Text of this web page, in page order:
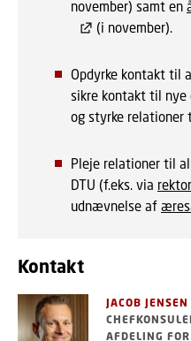
november) samt en
(i november).
Opdyrke kontakt til
sikre kontakt til nye
og styrke relationer
Pleje relationer til
DTU (f.eks. via
udnævnelse af
Kontakt
JACOB JENSEN
AFDELING